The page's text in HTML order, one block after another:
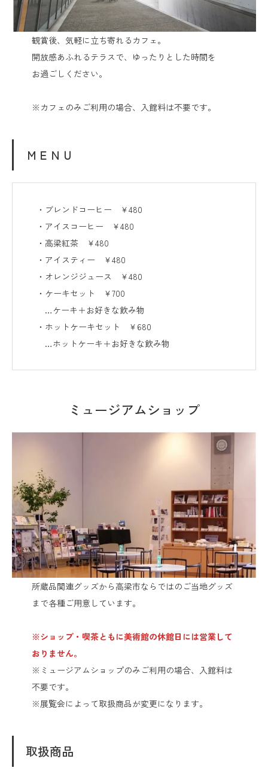
観賞後、気軽に立ち寄れるカフェ。
開放感あふれるテラスで、ゆったりとした時間を
お過ごしください。
※カフェのみご利用の場合、入館料は不要です。
ＭＥＮＵ
・ブレンドコーヒー ￥480
・アイスコーヒー ￥480
・高梁紅茶 ￥480
・アイスティー ￥480
・オレンジジュース ￥480
・ケーキセット ￥700
…ケーキ＋お好きな飲み物
・ホットケーキセット ￥680
…ホットケーキ＋お好きな飲み物
ミュージアムショップ
所蔵品関連グッズから高梁市ならではのご当地グッズ
まで各種ご用意しています。
※ショップ・喫茶ともに美術館の休館日には営業して
おりません。
※ミュージアムショップのみご利用の場合、入館料は
不要です。
※展覧会によって取扱商品が変更になります。
取扱商品